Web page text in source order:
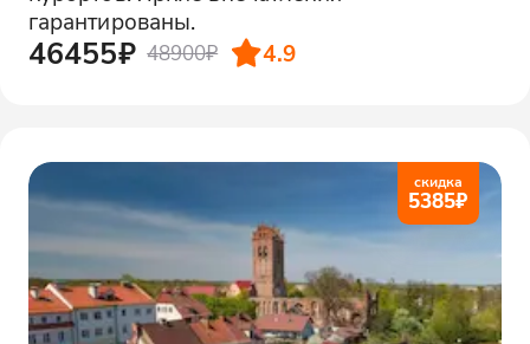
гарантированы.
46455₽ 48900₽ 4.9
скидка
5385₽